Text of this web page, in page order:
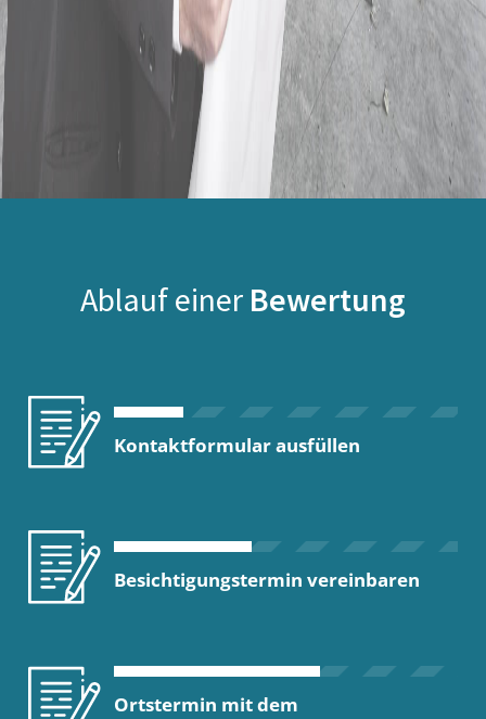
Ablauf einer Bewertung
Kontaktformular ausfüllen
Besichtigungstermin vereinbaren
Ortstermin mit dem